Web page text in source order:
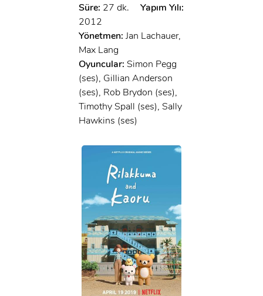
Süre: 27 dk.
Yapım Yılı:
2012
Yönetmen: Jan Lachauer,
Max Lang
Oyuncular: Simon Pegg
(ses), Gillian Anderson
(ses), Rob Brydon (ses),
Timothy Spall (ses), Sally
Hawkins (ses)